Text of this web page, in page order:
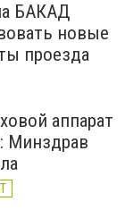
БАКАД
новые
проезда
аппарат
Минздрав